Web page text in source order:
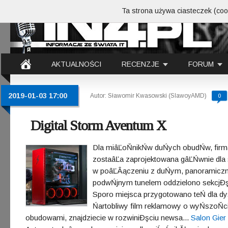
AKTUALNOŚCI RECENZJE FORUM
2019-01-03 17:00 Autor: Sławomir Kwasowski (SlawoyAMD) 0
Digital Storm Aventum X
Dla miâĽoŇnikŃw duŃych
zostaâĽa zaprojektowana gâĽŃwnie
w poâĽÂączeniu z duŃym,
podwŃjnym tunelem oddzielono
Sporo miejsca przygotowano teŃ dla
Ńartobliwy film reklamowy o
obudowami, znajdziecie w rozwiniĐşciu newsa... Salon
Ta strona używa ciasteczek